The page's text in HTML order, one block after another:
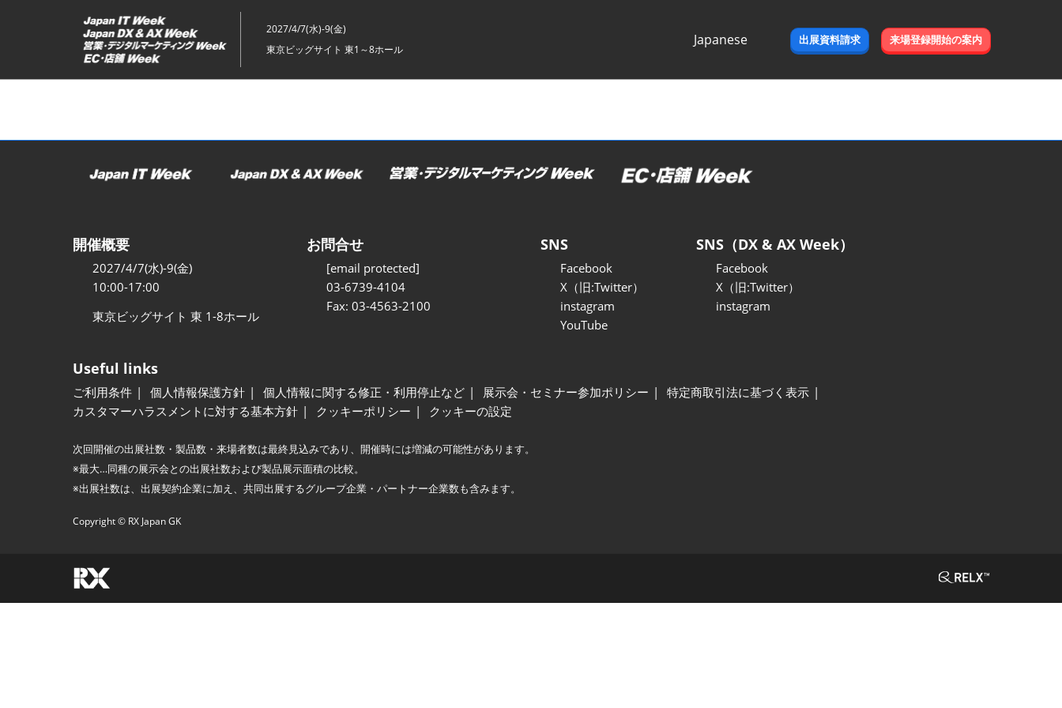
ッ
2027/4/7(水)-9(金)
東京ビッグサイト 東1～8ホール
Japanese
出展資料請求 来場登録開始の案内
開催概要
2027/4/7(水)-9(金)
10:00-17:00
東京ビッグサイト 東 1-8ホール
お問合せ
[email protected]
03-6739-4104
Fax: 03-4563-2100
SNS
Facebook
X（旧:Twitter）
instagram
YouTube
SNS（DX & AX Week）
Facebook
X（旧:Twitter）
instagram
Useful links
ご利用条件 個人情報保護方針 個人情報に関する修正・利用停止など 展示会・セミナー参加ポリシー
特定商取引法に基づく表示
カスタマーハラスメントに対する基本方針
クッキーポリシー クッキーの設定
次回開催の出展社数・製品数・来場者数は最終見込みであり、開催時には増減の可能性があります。
※最大…同種の展示会との出展社数および製品展示面積の比較。
※出展社数は、出展契約企業に加え、共同出展するグループ企業・パートナー企業数も含みます。
Copyright © RX Japan GK